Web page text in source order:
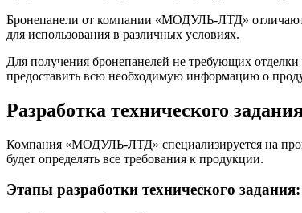
Бронепанели от компании «МОДУЛЬ-ЛТД»
для использования в различных условиях.
Для получения бронепанелей не требующих
предоставить всю необходимую информацию о
Разработка технического
Компания «МОДУЛЬ-ЛТД» специализируется на
будет определять все требования к продукции.
Этапы разработки технического задания: